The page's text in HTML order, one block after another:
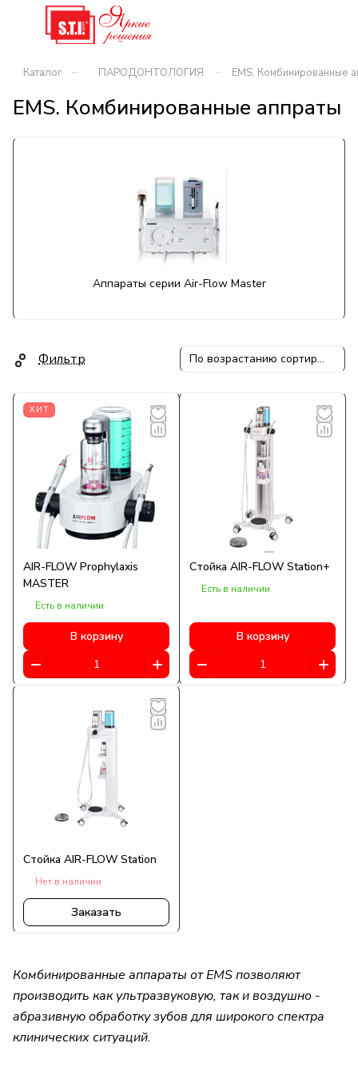
Каталог – ПАРОДОНТОЛОГИЯ – EMS. Комбинированные
EMS. Комбинированные аппраты
Аппараты серии Air-Flow Master
Фильтр По возрастанию сортировки
ХИТ
AIR-FLOW Prophylaxis
MASTER
Есть в наличии
В корзину
Стойка AIR-FLOW Station+
Есть в наличии
В корзину
Стойка AIR-FLOW Station
Нет в наличии
Заказать
Комбинированные аппараты от EMS позволяют
производить как ультразвуковую, так и воздушно -
абразивную обработку зубов для широкого спектра
клинических ситуаций.